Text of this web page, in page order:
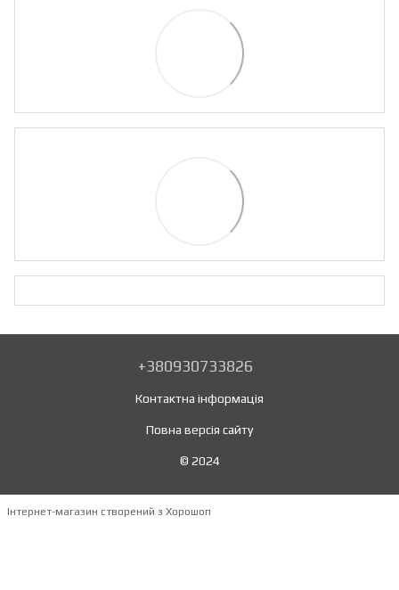
+380930733826
Контактна інформація
Повна версія сайту
© 2024
Інтернет-магазин створений з Хорошоп